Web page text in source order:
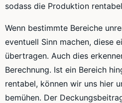
sodass die Produktion
Wenn bestimmte Bereiche
eventuell Sinn machen, diese
übertragen. Auch dies
Berechnung. Ist ein Bereich
rentabel, können wir uns hier
bemühen. Der